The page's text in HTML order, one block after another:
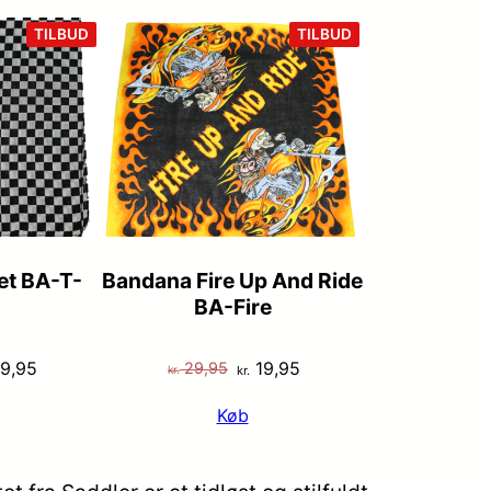
TILBUD VARE
PÅ
TILBUD
BA-T-
kr. 19,95.
TILBUD
PÅ
Bandana Fire Up And Ride
BA-Fire
kr.29,95 Den
pris
kr. 29,95.
kr. 19,95
kr. 19,95.
Køb